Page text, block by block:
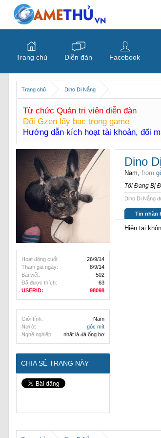
Trang chủ Dino Dị Nắng
Từ chức Quản trị viên diễn đàn
Đổi Gzen lấy bạc trong game
Hướng dẫn kích hoạt tài khoản, đổi
Hoạt động cuối:
26/9/14
Tham gia ngày:
8/9/14
Bài viết:
502
Đã được thích:
63
USERID:
98098
Giới tính:
Nam
Nơi ở:
gốc mít
Nghề nghiệp:
nhặt lá đá ống bơ
CHIA SẺ TRANG NÀY
Dino
Nam,from
Tôi Đang Bị
Dino Dị Nắng
Tin nhắn
Hiện tại
Trang chủ Diễn đàn Facebook